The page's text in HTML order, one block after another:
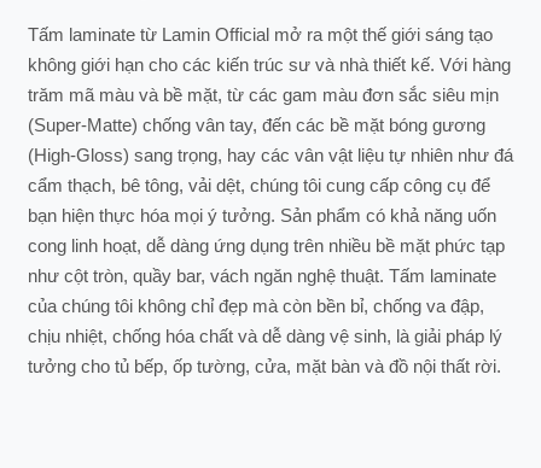
Tấm laminate từ Lamin Official mở ra một thế giới sáng tạo
không giới hạn cho các kiến trúc sư và nhà thiết kế. Với hàng
trăm mã màu và bề mặt, từ các gam màu đơn sắc siêu mịn
(Super-Matte) chống vân tay, đến các bề mặt bóng gương
(High-Gloss) sang trọng, hay các vân vật liệu tự nhiên như đá
cẩm thạch, bê tông, vải dệt, chúng tôi cung cấp công cụ để
bạn hiện thực hóa mọi ý tưởng. Sản phẩm có khả năng uốn
cong linh hoạt, dễ dàng ứng dụng trên nhiều bề mặt phức tạp
như cột tròn, quầy bar, vách ngăn nghệ thuật. Tấm laminate
của chúng tôi không chỉ đẹp mà còn bền bỉ, chống va đập,
chịu nhiệt, chống hóa chất và dễ dàng vệ sinh, là giải pháp lý
tưởng cho tủ bếp, ốp tường, cửa, mặt bàn và đồ nội thất rời.